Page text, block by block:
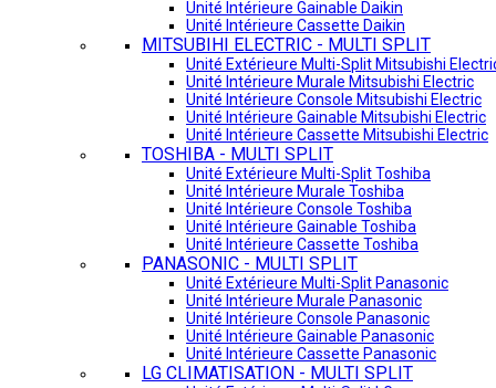
Unité Intérieure Gainable Daikin
Unité Intérieure Cassette Daikin
MITSUBIHI ELECTRIC - MULTI SPLIT
Unité Extérieure Multi-Split Mitsubishi
Unité Intérieure Murale Mitsubishi Electric
Unité Intérieure Console Mitsubishi Electric
Unité Intérieure Gainable Mitsubishi Electric
Unité Intérieure Cassette Mitsubishi Electric
TOSHIBA - MULTI SPLIT
Unité Extérieure Multi-Split Toshiba
Unité Intérieure Murale Toshiba
Unité Intérieure Console Toshiba
Unité Intérieure Gainable Toshiba
Unité Intérieure Cassette Toshiba
PANASONIC - MULTI SPLIT
Unité Extérieure Multi-Split Panasonic
Unité Intérieure Murale Panasonic
Unité Intérieure Console Panasonic
Unité Intérieure Gainable Panasonic
Unité Intérieure Cassette Panasonic
LG CLIMATISATION - MULTI SPLIT